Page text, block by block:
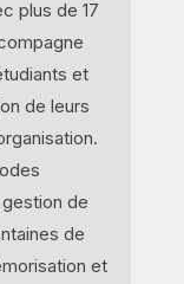
plus de 17
et
de leurs
de
de
et